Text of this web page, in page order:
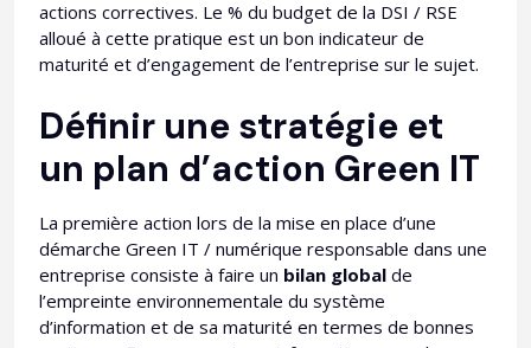
actions correctives. Le % du budget de la DSI / RSE
alloué à cette pratique est un bon indicateur de
maturité et d’engagement de l’entreprise sur le sujet.
Définir une stratégie et
un plan d’action Green IT
La première action lors de la mise en place d’une
démarche Green IT / numérique responsable dans une
entreprise consiste à faire un bilan global de
l’empreinte environnementale du système
d’information et de sa maturité en termes de bonnes